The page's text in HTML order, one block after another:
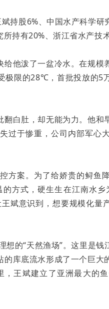
持股6%、中国水产科学研
持有20%、浙江省水产技
他泼了一盆冷水。在规模
极限的28℃，首批投放的5
白肚，却无能为力。他和
过于惨重，公司内部军心
方案。为了给娇贵的鲟鱼
方式，硬生生在江南水乡
斌意识到，想要规模化量
的“天然渔场”。这里是钱
库底流水形成了一个巨大
王斌建立了亚洲最大的